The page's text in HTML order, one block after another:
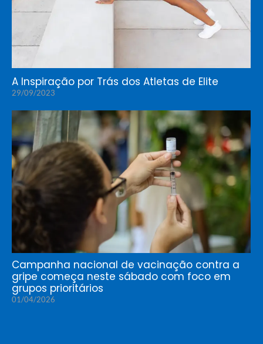
A Inspiração por Trás dos Atletas de Elite
29/09/2023
Campanha nacional de vacinação contra a
gripe começa neste sábado com foco em
grupos prioritários
01/04/2026